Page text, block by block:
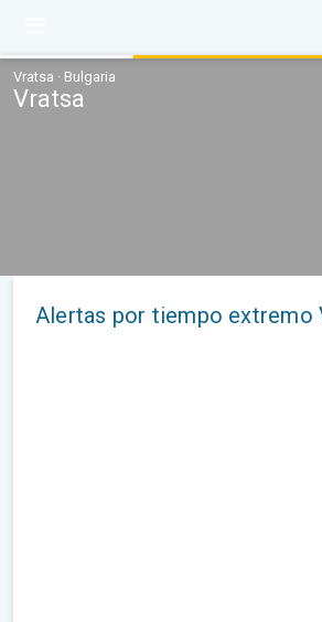
Vratsa · Bulgaria
Vratsa
Alertas por tiempo extremo